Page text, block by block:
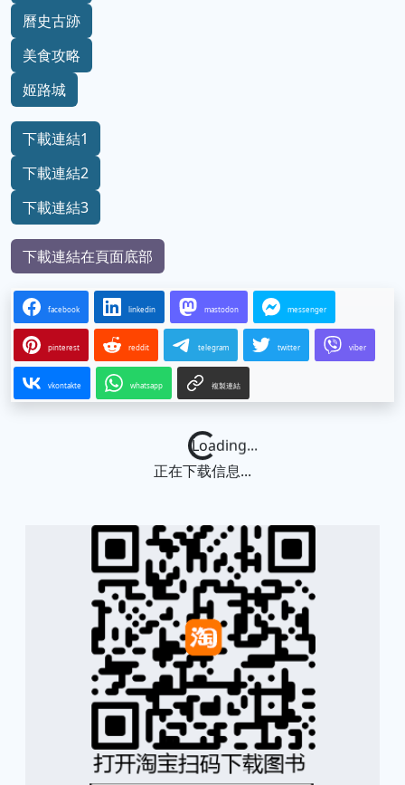
曆史古跡
美食攻略
姬路城
下載連結1
下載連結2
下載連結3
下載連結在頁面底部
facebook linkedin mastodon messenger
pinterest reddit telegram twitter viber
vkontakte whatsapp 複製連結
Loading...
正在下载信息...